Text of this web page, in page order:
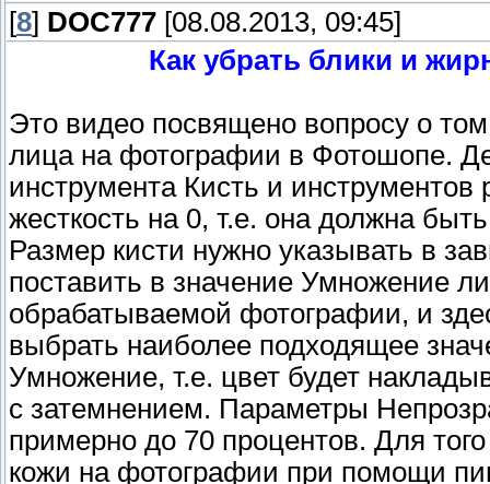
[8] DOC777 [08.08.2013, 09:45]
Как убрать блики и
Это видео посвящено вопросу о
лица на фотографии в Фотошопе.
инструмента Кисть и
жесткость на 0, т.е. она должна
Размер кисти нужно указывать в
поставить в значение Умножение
обрабатываемой фотографии, и
выбрать наиболее подходящее
Умножение, т.е. цвет будет
с затемнением. Параметры
примерно до 70 процентов. Для
кожи на фотографии при помощи